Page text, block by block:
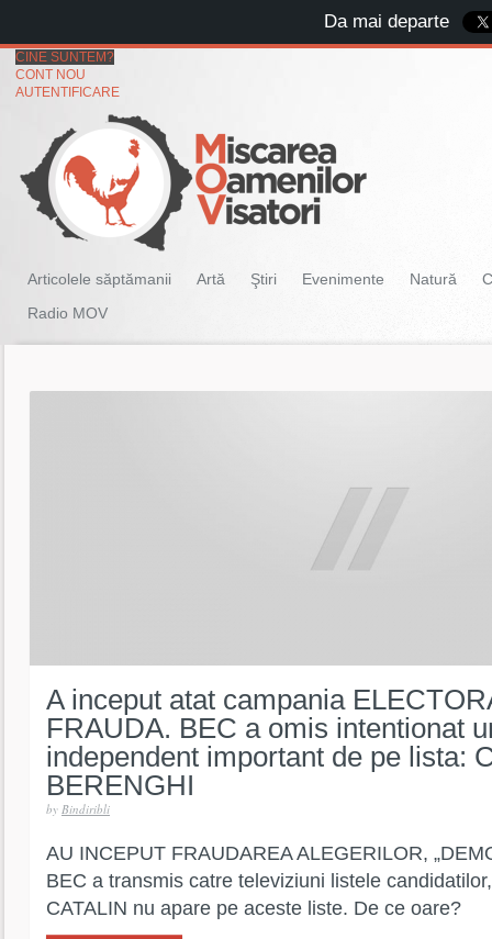
CINE SUNTEM?
CONT NOU
AUTENTIFICARE
Articolele săptămanii Artă Ştiri Evenimente Natură
Radio MOV
A inceput atat campania
FRAUDA. BEC a omis intentionat
independent important de pe lista:
BERENGHI
by Bindiribli
AU INCEPUT FRAUDAREA ALEGERILOR,
BEC a transmis catre televiziuni listele
CATALIN nu apare pe aceste liste. De ce oare?
Da mai departe